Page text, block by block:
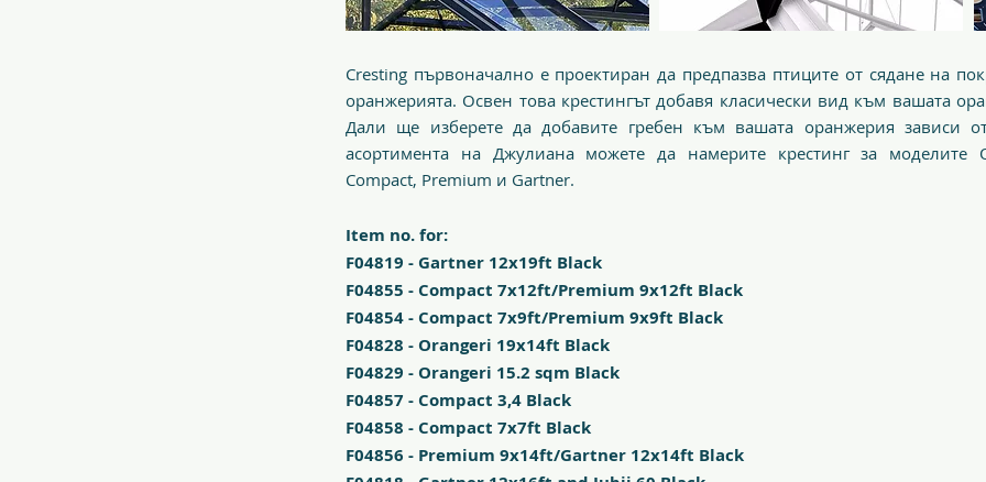
Cresting първоначално е проектиран да предпазва птиците от сядане на
оранжерията. Освен това крестингът добавя класически вид към вашата
Дали ще изберете да добавите гребен към вашата оранжерия зависи
асортимента на Джулиана можете да намерите крестинг за моделите
Compact, Premium и Gartner.
Item no. for:
F04819 - Gartner 12x19ft Black
F04855 - Compact 7x12ft/Premium 9x12ft Black
F04854 - Compact 7x9ft/Premium 9x9ft Black
F04828 - Orangeri 19x14ft Black
F04829 - Orangeri 15.2 sqm Black
F04857 - Compact 3,4 Black
F04858 - Compact 7x7ft Black
F04856 - Premium 9x14ft/Gartner 12x14ft Black